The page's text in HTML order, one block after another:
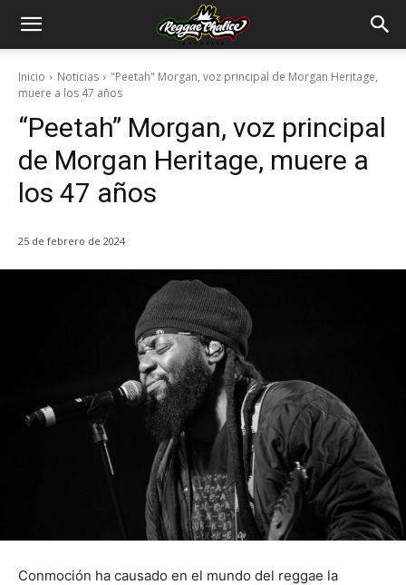
Inicio Noticias
"Peetah" Morgan, voz principal de Morgan Heritage,
muere a los 47 años
“Peetah” Morgan, voz principal
de Morgan Heritage, muere a
los 47 años
25 de febrero de 2024
Conmoción ha causado en el mundo del reggae la